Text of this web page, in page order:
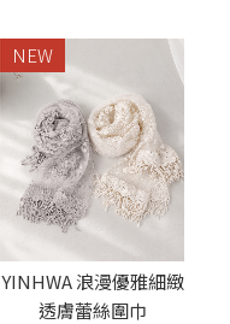
NEW
YINHWA 浪漫優雅細緻
透膚蕾絲圍巾